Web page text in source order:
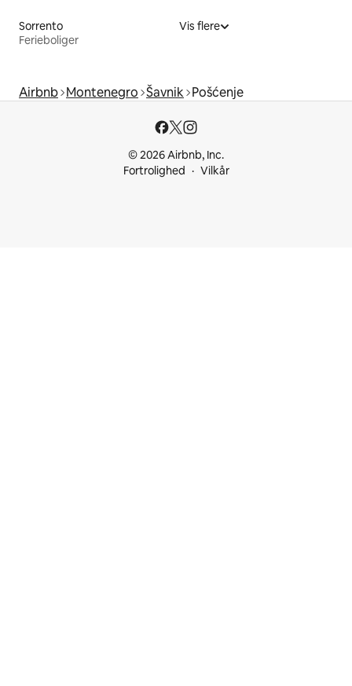
Sorrento
Ferieboliger
Vis flere
Airbnb Montenegro Šavnik Pošćenje
© 2026 Airbnb, Inc.
Fortrolighed
Vilkår